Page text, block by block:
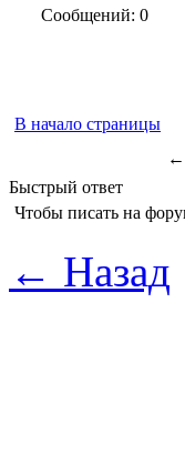
Сообщений: 0
В начало страницы
←
Быстрый ответ
Чтобы писать на
← Назад